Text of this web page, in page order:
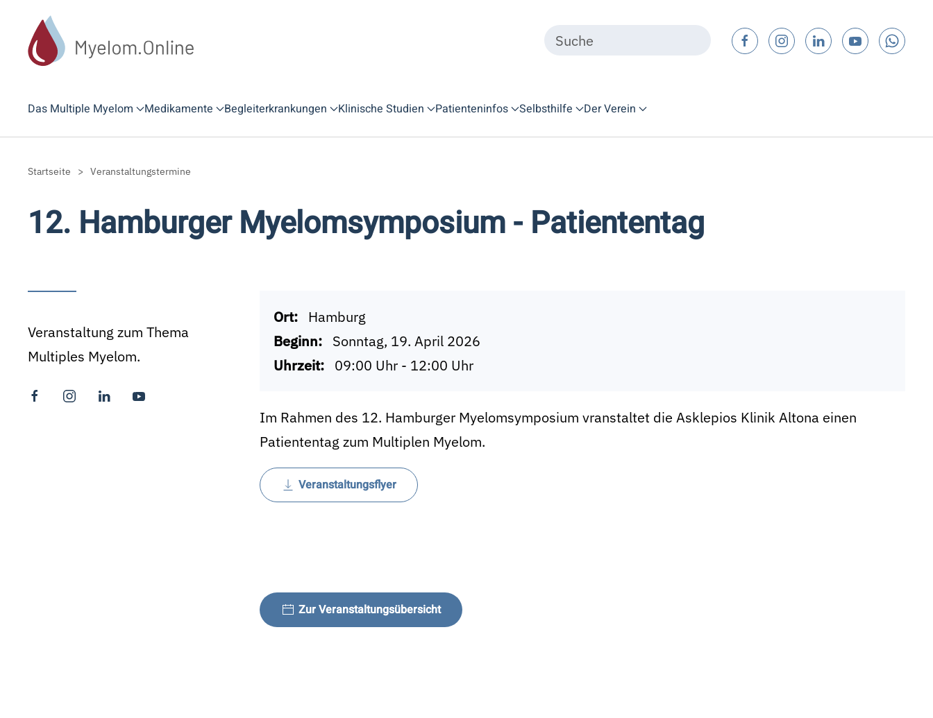
Zum Hauptinhalt springen
Das Multiple Myelom Medikamente Begleiterkrankungen Klinische Studien Patienteninfos Selbsthilfe Der Verein
Startseite Veranstaltungstermine
12. Hamburger Myelomsymposium - Patiententag
Veranstaltung zum Thema
Multiples Myelom.
Ort:
Hamburg
Beginn:
Sonntag, 19. April 2026
Uhrzeit:
09:00 Uhr - 12:00 Uhr
Im Rahmen des 12. Hamburger Myelomsymposium vranstaltet die Asklepios Klinik Altona einen
Patiententag zum Multiplen Myelom.
Veranstaltungsflyer
Zur Veranstaltungsübersicht